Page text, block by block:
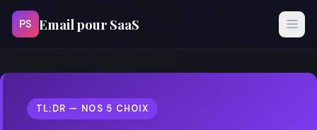
PS Email pour SaaS
TL;DR — NOS 5 CHOIX